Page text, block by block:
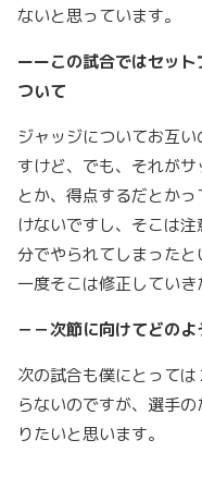
ないと思っています。
ーーこの試合ではセッ
ついて
ジャッジについてお互
すけど、でも、それが
とか、得点するだとか
けないですし、そこは
分でやられてしまった
一度そこは修正していき
－－次節に向けてどの
次の試合も僕にとって
らないのですが、選手
りたいと思います。